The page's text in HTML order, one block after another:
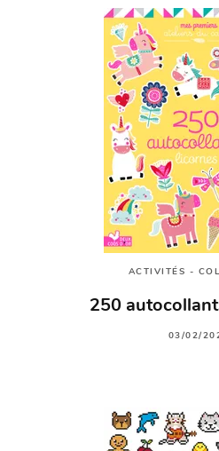
ACTIVITÉS -
250
03/02/